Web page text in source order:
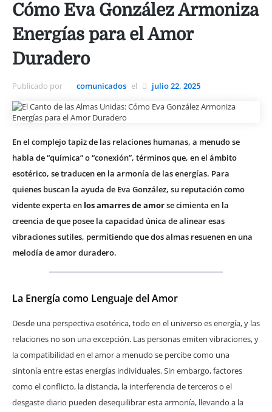
Cómo Eva González Armoniza
Energías para el Amor
Duradero
Publicado por comunicados el julio 22, 2025
En el complejo tapiz de las relaciones humanas, a menudo se
habla de “química” o “conexión”, términos que, en el ámbito
esotérico, se traducen en la armonía de las energías. Para
quienes buscan la ayuda de Eva González, su reputación como
vidente experta en los amarres de amorse cimienta en la
creencia de que posee la capacidad única de alinear esas
vibraciones sutiles, permitiendo que dos almas resuenen en una
melodía de amor duradero.
La Energía como Lenguaje del Amor
Desde una perspectiva esotérica, todo en el universo es energía, y las
relaciones no son una excepción. Las personas emiten vibraciones, y
la compatibilidad en el amor a menudo se percibe como una
sintonía entre estas energías individuales. Sin embargo, factores
como el conflicto, la distancia, la interferencia de terceros o el
desgaste diario pueden desequilibrar esta armonía, llevando a la